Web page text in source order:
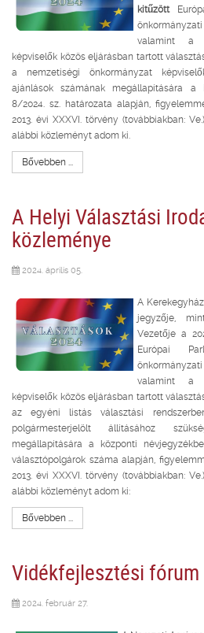
kitűzött
valamint a
képviselők közös eljárásban tartott
a nemzetiségi önkormányzat
ajánlások számának megállapítására a
8/2024. sz. határozata alapján,
2013. évi XXXVI. törvény (továbbiakban:
alábbi közleményt adom ki.
Bővebben ...
A Helyi Választási
közleménye
2024. április 05.
A
jegyzője,
Vezetője a
Európai
valamint a
képviselők közös eljárásban tartott
az egyéni listás választási
polgármesterjelölt állításához
megállapítására a központi
választópolgárok száma alapján,
2013. évi XXXVI. törvény (továbbiakban:
alábbi közleményt adom ki:
Bővebben ...
Vidékfejlesztési fórum
2024. február 27.